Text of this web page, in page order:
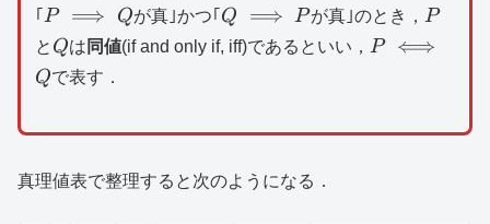
｢ P\implies
Q
P ⟹ Qが真｣かつ｢ Q\implies
P
Q ⟹ P が真｣のとき，P
P
と Q
Qは 同値(if and only if, iff)であるといい， P\iff
P ⟺
Qで表す．
真理値表で整理すると次のようになる．